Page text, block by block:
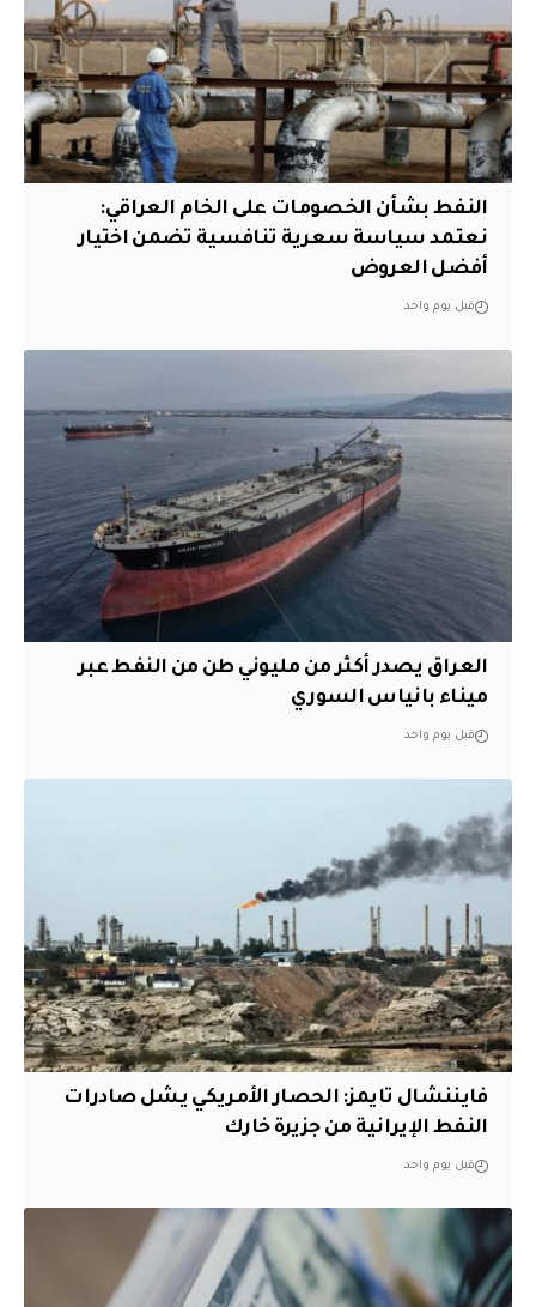
النفط بشأن الخصومات على الخام العراقي:
نعتمد سياسة سعرية تنافسية تضمن اختيار
أفضل العروض
قبل يوم واحد
العراق يصدر أكثر من مليوني طن من النفط عبر
ميناء بانياس السوري
قبل يوم واحد
فايننشال تايمز: الحصار الأمريكي يشل صادرات
النفط الإيرانية من جزيرة خارك
قبل يوم واحد